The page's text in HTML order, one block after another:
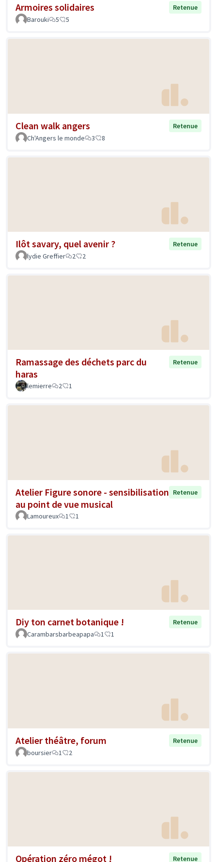
Armoires solidaires
Retenue
Barouki
5 5
Clean walk angers
Retenue
Ch'Angers le monde
3 8
Ilôt savary, quel avenir ?
Retenue
lydie Greffier
2 2
Ramassage des déchets parc du
haras
Retenue
lemierre 2 1
Atelier Figure sonore - sensibilisation
au point de vue musical
Retenue
Lamoureux 1 1
Diy ton carnet botanique !
Retenue
Carambarsbarbeapapa
1 1
Atelier théâtre, forum
Retenue
boursier
1 2
Opération zéro mégot ! Retenue